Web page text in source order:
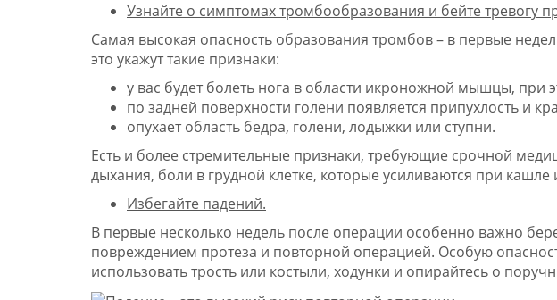
Узнайте о симптомах тромбообразования и бейте тревогу
Самая высокая опасность образования тромбов – в первые
это укажут такие признаки:
у вас будет болеть нога в области икроножной мышцы, при
по задней поверхности голени появляется припухлость и
опухает область бедра, голени, лодыжки или ступни.
Есть и более стремительные признаки, требующие срочной
дыхания, боли в грудной клетке, которые усиливаются при кашле
Избегайте падений.
В первые несколько недель после операции особенно важно
повреждением протеза и повторной операцией. Особую
использовать трость или костыли, ходунки и опирайтесь о